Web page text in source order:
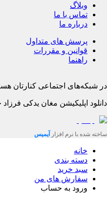
وبلاگ
تماس با ما
درباره ما
پرسش های متداول
قوانین و مقررات
راهنما
در شبکه‌های اجتماعی کنارتان
دانلود اپلیکیشن مغان یدکی
ساخته شده با نرم افزار آیمیس
خانه
دسته بندی
سبد خرید
سفارش های من
ورود به حساب